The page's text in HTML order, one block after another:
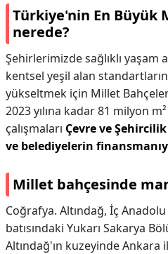
Türkiye'nin En Büyük
nerede?
Şehirlerimizde sağlıklı yaşam
kentsel yeşil alan
yükseltmek için Millet
2023 yılına kadar 81 milyon
çalışmaları Çevre ve
ve belediyelerin
Millet bahçesinde
Coğrafya. Altındağ, İç
batısındaki Yukarı Sakarya
Altındağ'ın kuzeyinde Ankara